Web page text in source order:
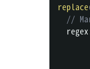
replace
//
  regex